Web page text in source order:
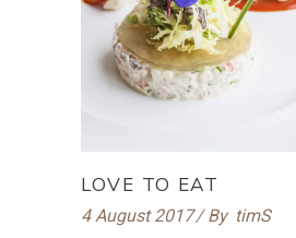
LOVE TO EAT
4 August 2017 By timS